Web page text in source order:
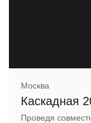
Москва
Каскадная
Проведя